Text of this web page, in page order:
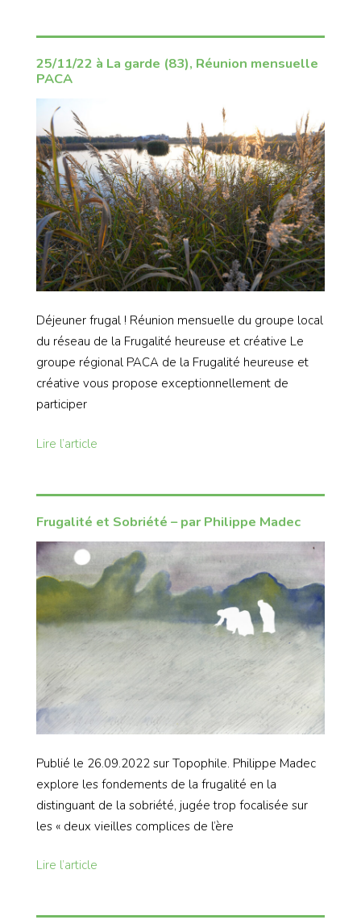
25/11/22 à La garde (83), Réunion mensuelle
PACA
Déjeuner frugal ! Réunion mensuelle du groupe local
du réseau de la Frugalité heureuse et créative Le
groupe régional PACA de la Frugalité heureuse et
créative vous propose exceptionnellement de
participer
Lire l’article
Frugalité et Sobriété – par Philippe Madec
Publié le 26.09.2022 sur Topophile. Philippe Madec
explore les fondements de la frugalité en la
distinguant de la sobriété, jugée trop focalisée sur
les « deux vieilles complices de l’ère
Lire l’article